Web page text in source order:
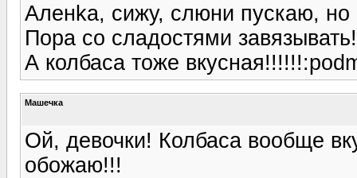
Аленka, сижу, слюни пускаю,
Пора со сладостями завязывать!
А колбаса тоже
Машечка
Ой, девочки! Колбаса вообще
обожаю!!!